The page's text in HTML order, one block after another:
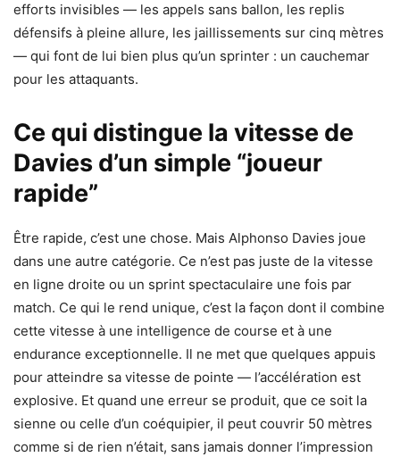
efforts invisibles — les appels sans ballon, les replis
défensifs à pleine allure, les jaillissements sur cinq mètres
— qui font de lui bien plus qu’un sprinter : un cauchemar
pour les attaquants.
Ce qui distingue la vitesse de
Davies d’un simple “joueur
rapide”
Être rapide, c’est une chose. Mais Alphonso Davies joue
dans une autre catégorie. Ce n’est pas juste de la vitesse
en ligne droite ou un sprint spectaculaire une fois par
match. Ce qui le rend unique, c’est la façon dont il combine
cette vitesse à une intelligence de course et à une
endurance exceptionnelle. Il ne met que quelques appuis
pour atteindre sa vitesse de pointe — l’accélération est
explosive. Et quand une erreur se produit, que ce soit la
sienne ou celle d’un coéquipier, il peut couvrir 50 mètres
comme si de rien n’était, sans jamais donner l’impression